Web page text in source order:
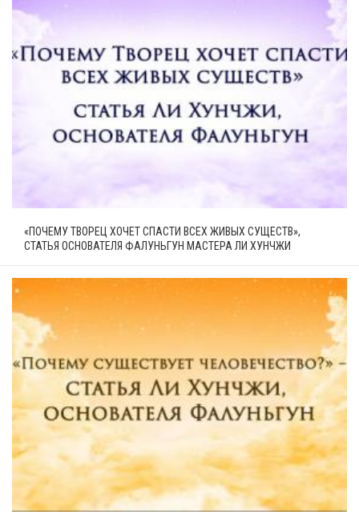
«ПОЧЕМУ ТВОРЕЦ ХОЧЕТ СПАСТИ ВСЕХ ЖИВЫХ СУЩЕСТВ»,
СТАТЬЯ ОСНОВАТЕЛЯ ФАЛУНЬГУН МАСТЕРА ЛИ ХУНЧЖИ